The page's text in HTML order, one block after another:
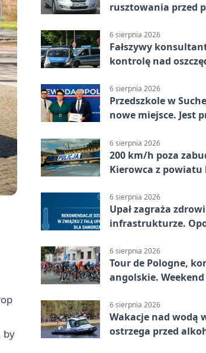
by
rusztowania przed
6 sierpnia 2026
Fałszywy
kontrolę nad
6 sierpnia 2026
Przedszkole w
nowe miejsce. Jest
6 sierpnia 2026
200 km/h poza
Kierowca z powiatu
6 sierpnia 2026
Upał zagraża
infrastrukturze.
6 sierpnia 2026
Tour de Pologne,
angolskie.
6 sierpnia 2026
Wakacje nad wodą
ostrzega przed